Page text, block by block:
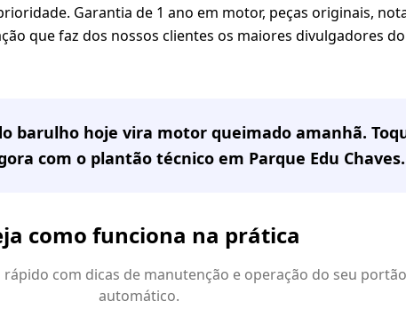
Garantia de 1 ano em motor, peças originais,
que faz dos nossos clientes os maiores divulgadores
barulho hoje vira motor queimado amanhã.
com o plantão técnico em Parque Edu Chaves.
como funciona na prática
rápido com dicas de manutenção e operação do seu portão
automático.